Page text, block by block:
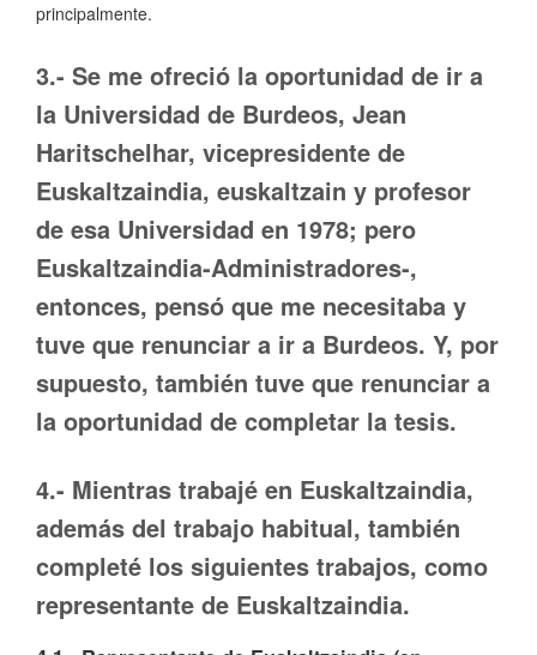
principalmente.
3.- Se me ofreció la oportunidad de ir a
la Universidad de Burdeos, Jean
Haritschelhar, vicepresidente de
Euskaltzaindia, euskaltzain y profesor
de esa Universidad en 1978; pero
Euskaltzaindia-Administradores-,
entonces, pensó que me necesitaba y
tuve que renunciar a ir a Burdeos. Y, por
supuesto, también tuve que renunciar a
la oportunidad de completar la tesis.
4.- Mientras trabajé en Euskaltzaindia,
además del trabajo habitual, también
completé los siguientes trabajos, como
representante de Euskaltzaindia.